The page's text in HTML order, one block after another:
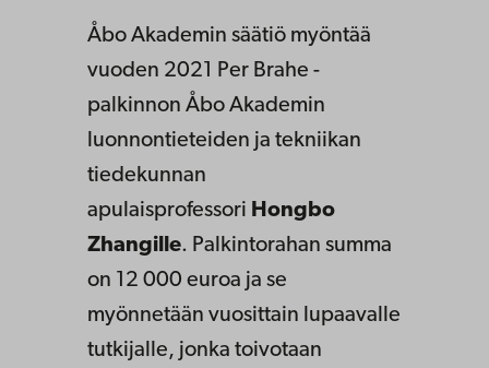
Åbo Akademin säätiö myöntää
vuoden 2021 Per Brahe -
palkinnon Åbo Akademin
luonnontieteiden ja tekniikan
tiedekunnan
apulaisprofessori Hongbo
Zhangille. Palkintorahan summa
on 12 000 euroa ja se
myönnetään vuosittain lupaavalle
tutkijalle, jonka toivotaan